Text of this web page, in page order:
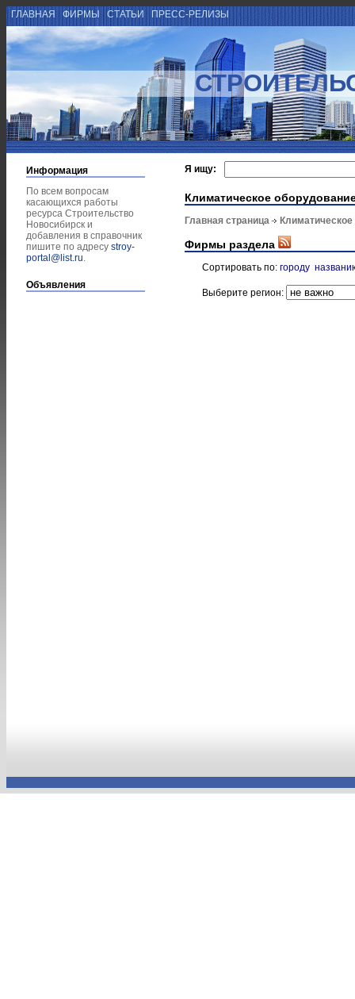
ГЛАВНАЯ ФИРМЫ СТАТЬИ ПРЕСС-РЕЛИЗЫ
Информация
По всем вопросам
касающихся работы
ресурса Строительство
Новосибирск и
добавления в справочник
пишите по адресу stroy-
portal@list.ru.
Объявления
Я ищу:
Климатическое
Главная страница
Фирмы раздела
Сортировать по: городу
Выберите регион: